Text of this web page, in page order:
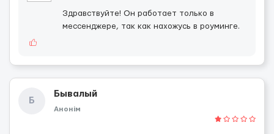
Здравствуйте! Он работает только в
мессенджере, так как нахожусь в роуминге.
Б
Бывалый
Анонім